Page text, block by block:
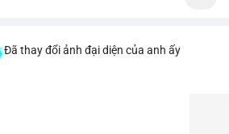
Đã thay đổi ảnh đại diện của anh ấy